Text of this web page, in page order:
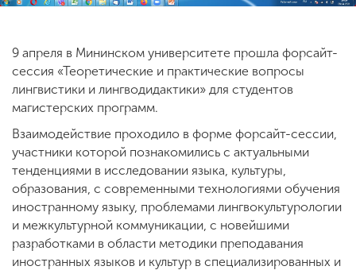
9 апреля в Мининском университете прошла форсайт-
сессия «Теоретические и практические вопросы
лингвистики и лингводидактики» для студентов
магистерских программ.
Взаимодействие проходило в форме форсайт-сессии,
участники которой познакомились с актуальными
тенденциями в исследовании языка, культуры,
образования, с современными технологиями обучения
иностранному языку, проблемами лингвокультурологии
и межкультурной коммуникации, с новейшими
разработками в области методики преподавания
иностранных языков и культур в специализированных и